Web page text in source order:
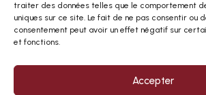
traiter des données telles que le comportement
uniques sur ce site. Le fait de ne pas consentir ou
consentement peut avoir un effet négatif sur
et fonctions.
Accepter